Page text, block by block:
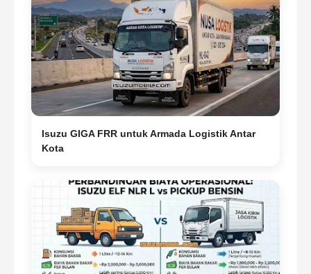
Isuzu GIGA FRR untuk Armada Logistik Antar
Kota